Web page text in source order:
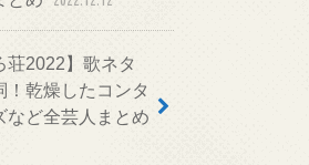
荘2022】歌ネタ
！乾燥したコンタ
など全芸人まとめ